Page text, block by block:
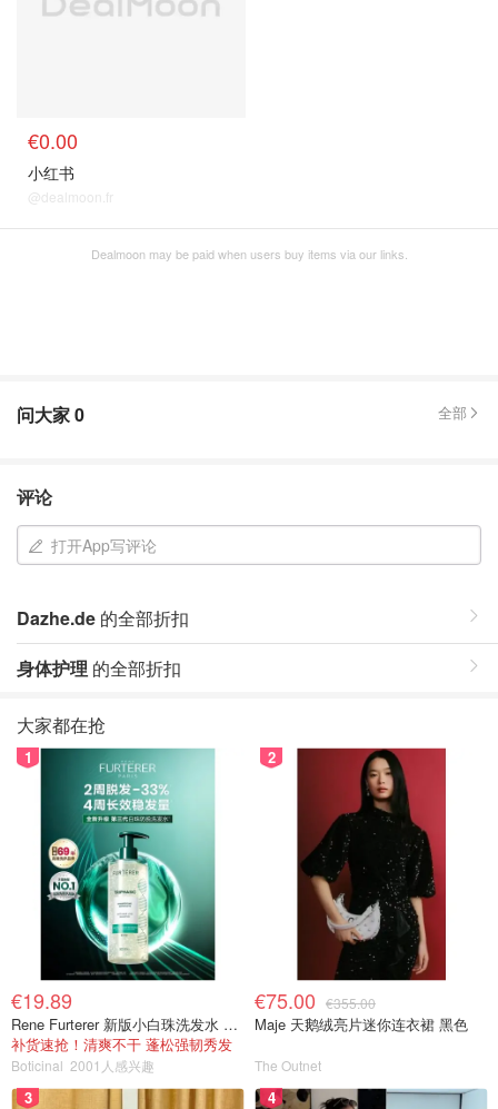
€0.00
小红书
@dealmoon.fr
Dealmoon may be paid when users buy items via our links.
问大家0 全部
评论
打开App写评论
Dazhe.de 的全部折扣
身体护理 的全部折扣
大家都在抢
1
€19.89
Rene Furterer 新版小白珠洗发水 500ml
补货速抢！清爽不干 蓬松强韧秀发
Boticinal 2001人感兴趣
2
€75.00 €355.00
Maje 天鹅绒亮片迷你连衣裙 黑色
The Outnet
3 4